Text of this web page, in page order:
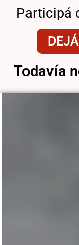
Participá
Todavía